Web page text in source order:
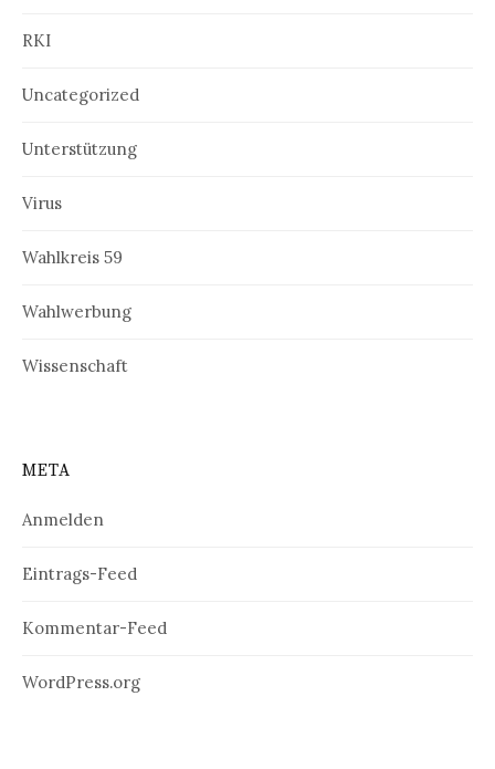
RKI
Uncategorized
Unterstützung
Virus
Wahlkreis 59
Wahlwerbung
Wissenschaft
META
Anmelden
Eintrags-Feed
Kommentar-Feed
WordPress.org